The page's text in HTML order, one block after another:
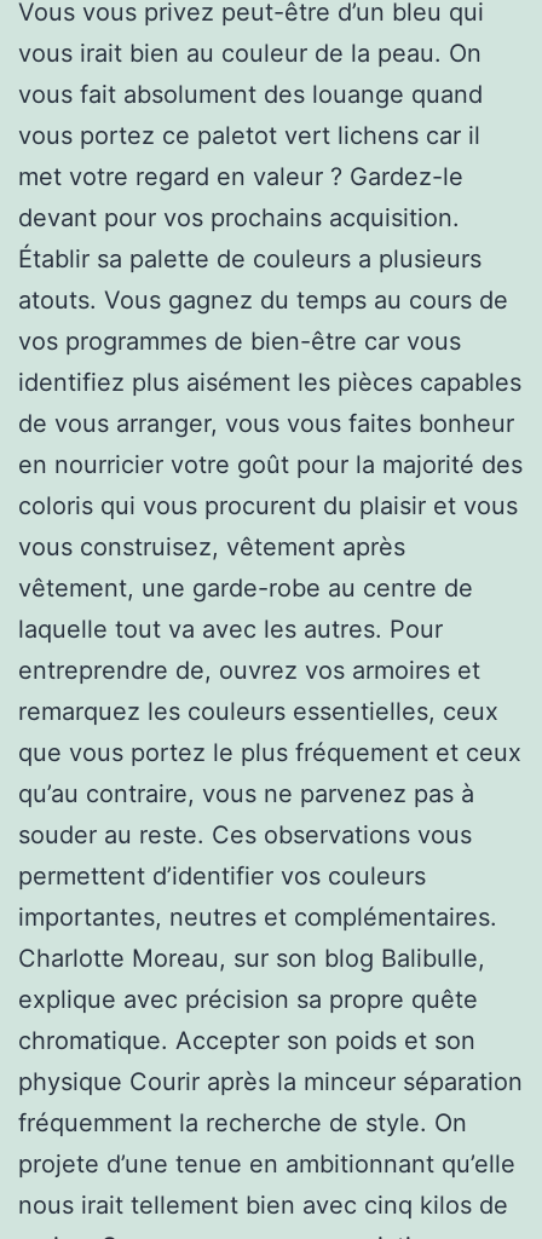
Vous vous privez peut-être d’un bleu qui
vous irait bien au couleur de la peau. On
vous fait absolument des louange quand
vous portez ce paletot vert lichens car il
met votre regard en valeur ? Gardez-le
devant pour vos prochains acquisition.
Établir sa palette de couleurs a plusieurs
atouts. Vous gagnez du temps au cours de
vos programmes de bien-être car vous
identifiez plus aisément les pièces capables
de vous arranger, vous vous faites bonheur
en nourricier votre goût pour la majorité des
coloris qui vous procurent du plaisir et vous
vous construisez, vêtement après
vêtement, une garde-robe au centre de
laquelle tout va avec les autres. Pour
entreprendre de, ouvrez vos armoires et
remarquez les couleurs essentielles, ceux
que vous portez le plus fréquement et ceux
qu’au contraire, vous ne parvenez pas à
souder au reste. Ces observations vous
permettent d’identifier vos couleurs
importantes, neutres et complémentaires.
Charlotte Moreau, sur son blog Balibulle,
explique avec précision sa propre quête
chromatique. Accepter son poids et son
physique Courir après la minceur séparation
fréquemment la recherche de style. On
projete d’une tenue en ambitionnant qu’elle
nous irait tellement bien avec cinq kilos de